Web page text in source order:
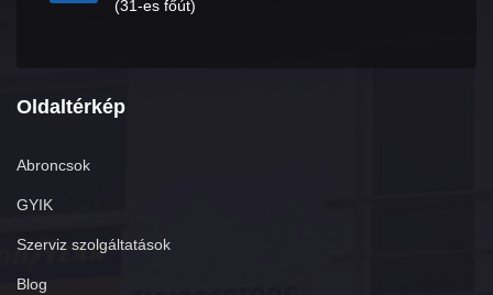
(31-es főút)
Oldaltérkép
Abroncsok
GYIK
Szerviz szolgáltatások
Blog